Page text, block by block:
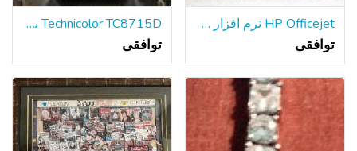
HP Officejet نرم افزار 8620 چاپگر دفتر (یکی از 2)
توافقی
Technicolor TC8715D بی سیم DOCSIS 3.0 کابل مودم روتر
توافقی